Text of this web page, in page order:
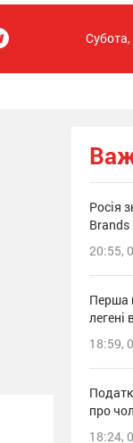
Росія
Brands
20:55,
Перша
легені
18:59,
про
18:24,